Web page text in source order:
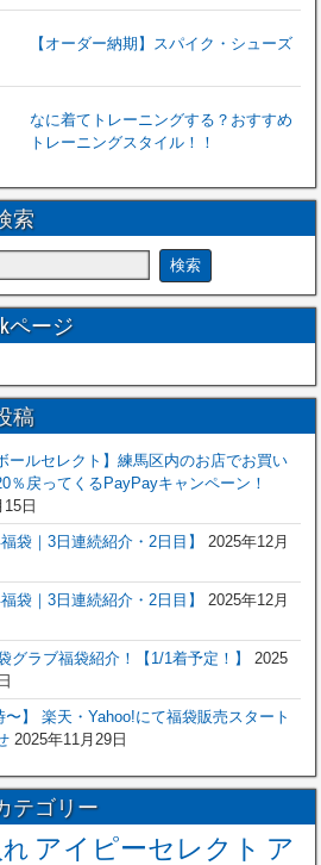
【オーダー納期】スパイク・シューズ
なに着てトレーニングする？おすすめ
トレーニングスタイル！！
索
ページ
稿
ールセレクト】練馬区内のお店でお買い
％戻ってくるPayPayキャンペーン！
日
袋｜3日連続紹介・2日目】
2025年12月
袋｜3日連続紹介・2日目】 2025年12月
グラブ福袋紹介！【1/1着予定！】
2025
〜】 楽天・Yahoo!にて福袋販売スタート
2025年11月29日
テゴリー
アイピーセレクト ア